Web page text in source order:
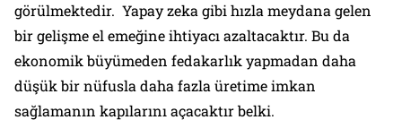
görülmektedir. Yapay zeka gibi hızla meydana gelen
bir gelişme el emeğine ihtiyacı azaltacaktır. Bu da
ekonomik büyümeden fedakarlık yapmadan daha
düşük bir nüfusla daha fazla üretime imkan
sağlamanın kapılarını açacaktır belki.